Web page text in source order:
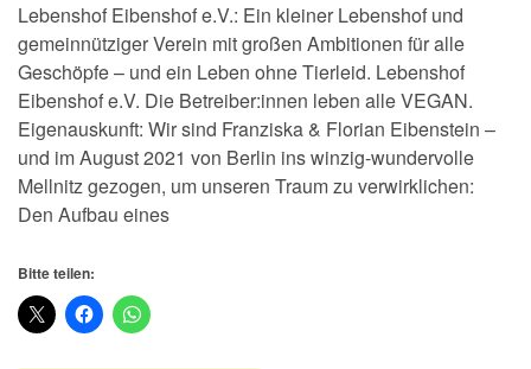
Lebenshof Eibenshof e.V.: Ein kleiner Lebenshof und
gemeinnütziger Verein mit großen Ambitionen für alle
Geschöpfe – und ein Leben ohne Tierleid. Lebenshof
Eibenshof e.V. Die Betreiber:innen leben alle VEGAN.
Eigenauskunft: Wir sind Franziska & Florian Eibenstein –
und im August 2021 von Berlin ins winzig-wundervolle
Mellnitz gezogen, um unseren Traum zu verwirklichen:
Den Aufbau eines
Bitte teilen: